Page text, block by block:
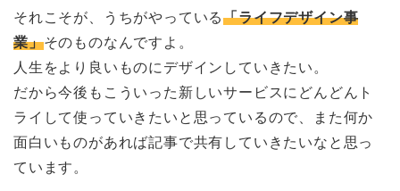
それこそが、うちがやっている「ライフデザイン事
業」そのものなんですよ。
人生をより良いものにデザインしていきたい。
だから今後もこういった新しいサービスにどんどんト
ライして使っていきたいと思っているので、また何か
面白いものがあれば記事で共有していきたいなと思っ
ています。